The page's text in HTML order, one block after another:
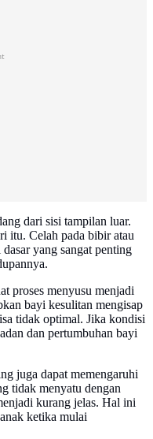
dari sisi tampilan luar.
itu. Celah pada bibir atau
yang sangat penting
proses menyusu menjadi
bayi kesulitan mengisap
tidak optimal. Jika kondisi
dan pertumbuhan bayi
juga dapat memengaruhi
tidak menyatu dengan
kurang jelas. Hal ini
ketika mulai